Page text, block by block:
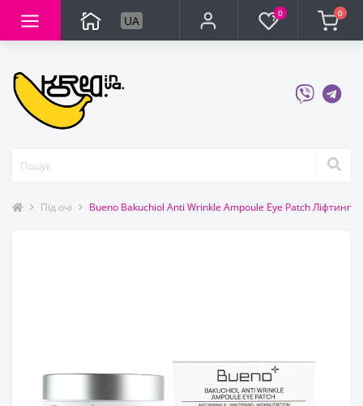
UA 0 0
Під очі Bueno Bakuchiol Anti Wrinkle Ampoule Eye Patch Ліфтинг-